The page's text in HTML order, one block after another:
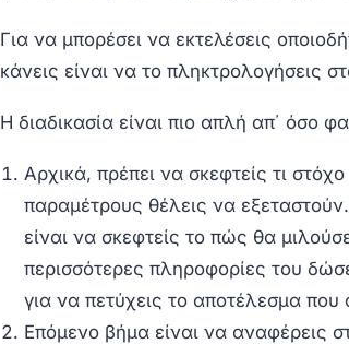
Για να μπορέσει να εκτελέσεις
κάνεις είναι να το πληκτρολογήσεις
Η διαδικασία είναι πιο απλή απ΄ όσο
Αρχικά, πρέπει να σκεφτείς τι
παραμέτρους θέλεις να
είναι να σκεφτείς το πώς θα
περισσότερες πληροφορίες του
για να πετύχεις το αποτέλεσμα που
Επόμενο βήμα είναι να αναφέρεις